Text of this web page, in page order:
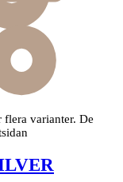
varianter. De